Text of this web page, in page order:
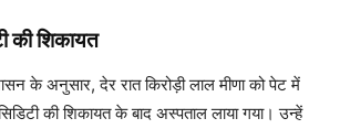
की शिकायत
के अनुसार, देर रात किरोड़ी लाल मीणा को पेट में
की शिकायत के बाद अस्पताल लाया गया। उन्हें